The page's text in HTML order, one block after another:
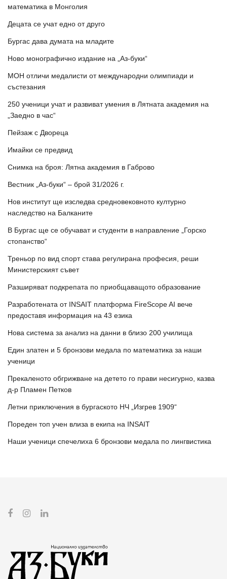
математика в Монголия
Децата се учат едно от друго
Бургас дава думата на младите
Ново монографично издание на „Аз-буки“
МОН отличи медалисти от международни олимпиади и
състезания
250 ученици учат и развиват умения в Лятната академия на
„Заедно в час“
Пейзаж с Двореца
Имайки се предвид
Снимка на броя: Лятна академия в Габрово
Вестник „Аз-буки“ – брой 31/2026 г.
Нов институт ще изследва средновековното културно
наследство на Балканите
В Бургас ще се обучават и студенти в направление „Горско
стопанство“
Треньор по вид спорт става регулирана професия, реши
Министерският съвет
Разширяват подкрепата по приобщаващото образование
Разработената от INSAIT платформа FireScope AI вече
предоставя информация на 43 езика
Нова система за анализ на данни в близо 200 училища
Един златен и 5 бронзови медала по математика за наши
ученици
Прекаленото обгрижване на детето го прави несигурно, казва
д-р Пламен Петков
Летни приключения в бургаското НЧ „Изгрев 1909“
Пореден топ учен влиза в екипа на INSAIT
Наши ученици спечелиха 6 бронзови медала по лингвистика